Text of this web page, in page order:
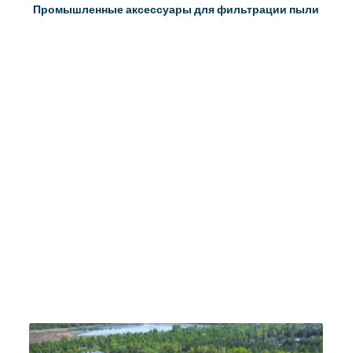
Промышленные аксессуары для фильтрации пыли